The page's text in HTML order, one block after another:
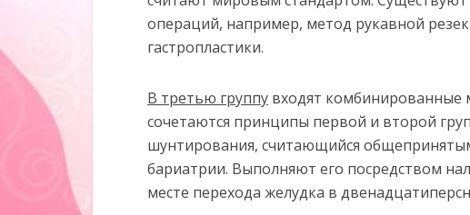
операций, например, метод рукавной
гастропластики.
В третью группу входят комбинированные
сочетаются принципы первой и второй
шунтирования, считающийся
бариатрии. Выполняют его посредством
месте перехода желудка в